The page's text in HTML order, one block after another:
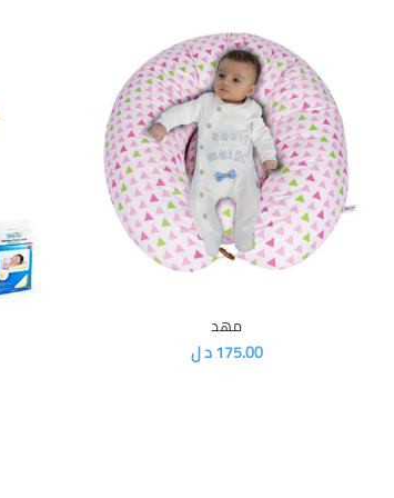
إضافة إلى السلة
مهد
175.00د ل